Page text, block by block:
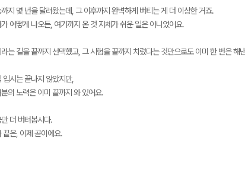
까지 몇 년을 달려왔는데, 그 이후까지 완벽하게 버티는 게 더 이상한 거죠.
가 어떻게 나오든, 여기까지 온 것 자체가 쉬운 일은 아니었어요.
는 길을 끝까지 선택했고, 그 시험을 끝까지 치렀다는 것만으로도 이미 한 번은 해
입시는 끝나지 않았지만,
분의 노력은 이미 끝까지 와 있어요.
만 더 버텨봅시다.
끝은, 이제 곧이에요.